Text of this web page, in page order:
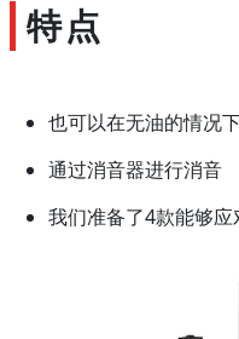
特点
也可以在无油的情况
通过消音器进行消音
我们准备了4款能够应